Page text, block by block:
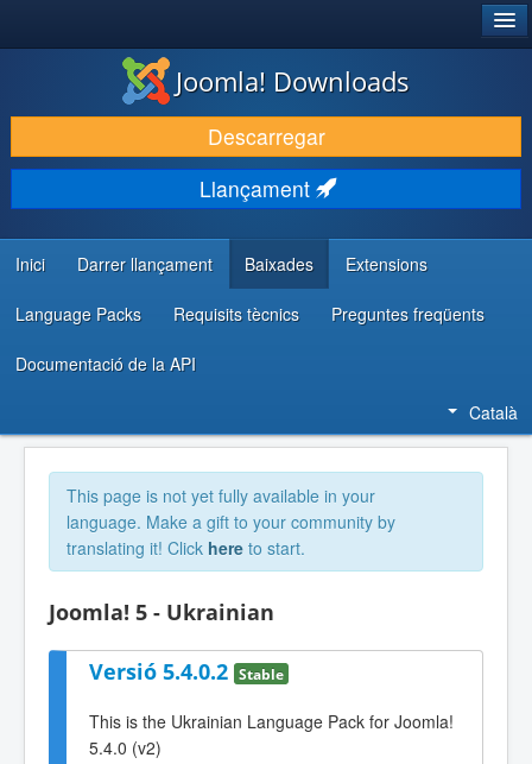
DESCARREGA & AMPLIA
DESCOBRIR & APRENDRE
COMUNITAT & SUPORT
RECURSOS PER DESENVOLUPADORS/ES
Joomla! Downloads
Descarregar
Llançament
Inici Darrer llançament Baixades Extensions
Language Packs Requisits tècnics Preguntes freqüents
Documentació de la API
Català
This page is not yet fully available in your
language. Make a gift to your community by
translating it! Click here to start.
Joomla! 5 - Ukrainian
Versió 5.4.0.2 Stable
This is the Ukrainian Language Pack for Joomla!
5.4.0 (v2)